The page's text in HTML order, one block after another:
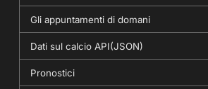
Gli appuntamenti di domani
Dati sul calcio API(JSON)
Pronostici